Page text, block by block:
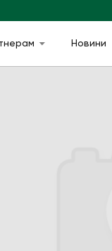
Новини